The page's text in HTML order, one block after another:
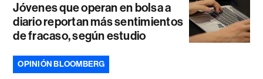
Jóvenes que operan en bolsa a
diario reportan más sentimientos
de fracaso, según estudio
OPINIÓN BLOOMBERG